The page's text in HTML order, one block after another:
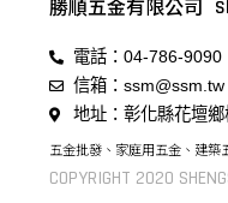
勝順五金有限公司
電話：04-786-9090
信箱：ssm@ssm.tw
地址：彰化縣花壇
五金批發、家庭用五金、建築
COPYRIGHT 2020